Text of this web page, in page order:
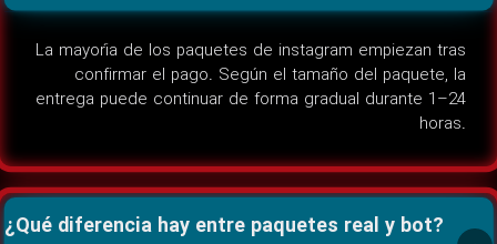
La mayoría de los paquetes de instagram empiezan tras
confirmar el pago. Según el tamaño del paquete, la
entrega puede continuar de forma gradual durante 1–24
horas.
¿Qué diferencia hay entre paquetes real y bot?